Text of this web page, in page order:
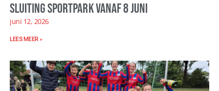
Sluiting sportpark vanaf 8 juni
juni 12, 2026
LEES MEER »